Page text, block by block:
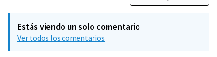
Estás viendo un solo comentario
Ver todos los comentarios